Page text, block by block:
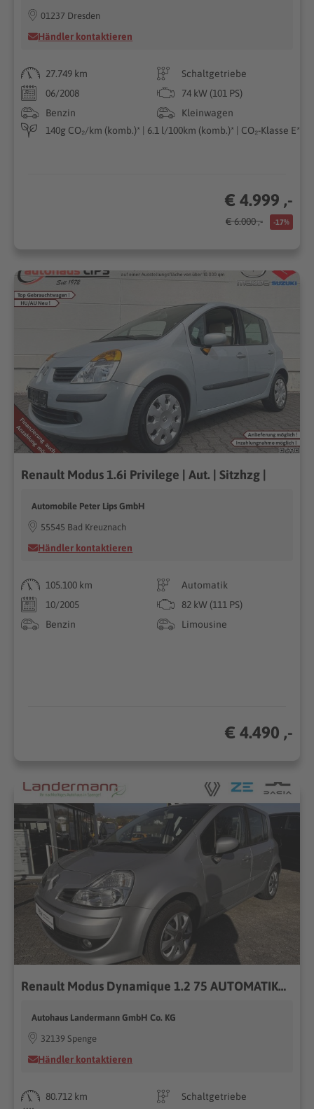
01237 Dresden
Händler kontaktieren
27.749 km
Schaltgetriebe
06/2008
74 kW (101 PS)
Benzin
Kleinwagen
140g CO₂/km (komb.)* | 6.1 l/100km (komb.)* | CO₂-Klasse E*
€ 4.999 ,-
€ 6.000 ,- -17%
Renault Modus 1.6i Privilege | Aut. | Sitzhzg |
Automobile Peter Lips GmbH
55545 Bad Kreuznach
Händler kontaktieren
105.100 km
Automatik
10/2005
82 kW (111 PS)
Benzin
Limousine
€ 4.490 ,-
Renault Modus Dynamique 1.2 75 AUTOMATIK+KLIMA+PDC
Autohaus Landermann GmbH Co. KG
32139 Spenge
Händler kontaktieren
80.712 km
Schaltgetriebe